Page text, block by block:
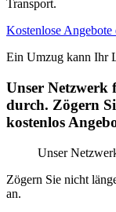
Transport.
Kostenlose Angebote
Ein Umzug kann Ihr
Unser Netzwerk
durch. Zögern
kostenlos
Unser
Zögern Sie nicht
an.